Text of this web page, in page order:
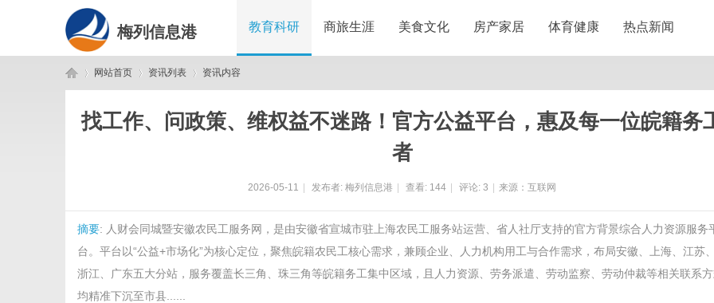
梅列信息港 教育科研 商旅生涯 美食文化 房产家居 体育健康 热点新闻
网站首页 资讯列表 资讯内容
找工作、问政策、维权益不迷路！官方公益平台，惠及每一位皖籍务
者
2026-05-11 发布者: 梅列信息港 查看: 144 评论: 3 来源：互联网
摘要: 人财会同城暨安徽农民工服务网，是由安徽省宣城市驻上海农民工服务站运营、省人社厅支持的官方背景综合人力资源服务
台。平台以“公益+市场化”为核心定位，聚焦皖籍农民工核心需求，兼顾企业、人力机构用工与合作需求，布局安徽、上海、江苏
浙江、广东五大分站，服务覆盖长三角、珠三角等皖籍务工集中区域，且人力资源、劳务派遣、劳动监察、劳动仲裁等相关联系
均精准下沉至市县......